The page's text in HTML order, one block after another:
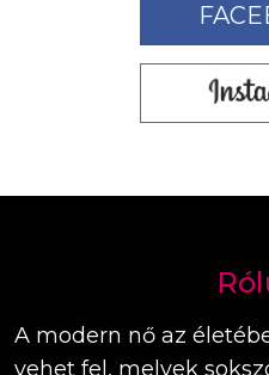
A modern nő az
vehet fel, melyek